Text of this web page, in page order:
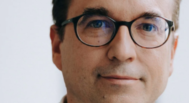
(2019), Kapitel „Germany – Law and
Hofmann, Alexander Stolz)
(2018), Kapitel „Germany – Law and
Hofmann, Alexander Stolz)
(2017), S.121 – 139 (gemeinsam mit